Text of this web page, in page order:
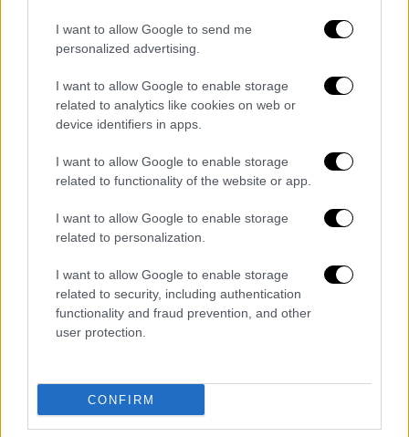
I want to allow Google to send me
personalized advertising.
I want to allow Google to enable storage
related to analytics like cookies on web or
device identifiers in apps.
I want to allow Google to enable storage
related to functionality of the website or app.
I want to allow Google to enable storage
related to personalization.
I want to allow Google to enable storage
related to security, including authentication
functionality and fraud prevention, and other
user protection.
CONFIRM
Ο πρόεδρος των ΗΠΑ επανέλαβε την
Κυριακή τηνυποστήριξή του στην Ουκρανία
Αυτές οισύνοδοι κορυφής
πραγματοποιούνται ενώ οι ρωσικές
δυνάμεις στοχεύουν τις βασικές υποδομές
των δημοσίων υπηρεσιών, με αποτέλεσμα να
προκαλούν μεταξύ άλλων, διακοπές στην
ηλεκτροδότηση επηρεάζοντας τη ζωή
εκατομμυρίων ανθρώπων μέσα στον
χειμώνα.
ΟΛΕΣ ΟΙ ΕΙΔΗΣΕΙΣ
Qatar Gate: Κύπριος ευρωβουλευτής
καταγγέλλει πως προσεγγίστηκε από